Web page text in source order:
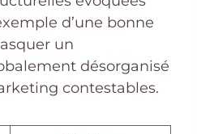
d’une bonne
un
désorganisé
contestables.